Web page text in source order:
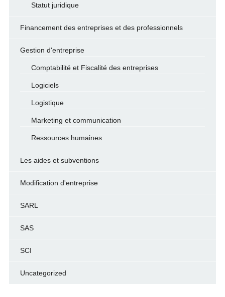
Statut juridique
Financement des entreprises et des professionnels
Gestion d'entreprise
Comptabilité et Fiscalité des entreprises
Logiciels
Logistique
Marketing et communication
Ressources humaines
Les aides et subventions
Modification d'entreprise
SARL
SAS
SCI
Uncategorized